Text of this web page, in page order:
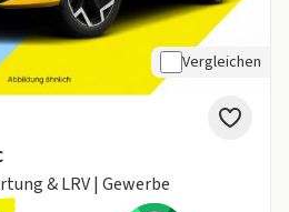
Vergleichen
& LRV | Gewerbe